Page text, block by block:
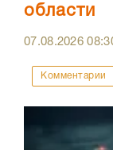
области
07.08.2026
Комментарии